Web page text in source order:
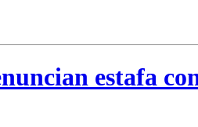
estafa